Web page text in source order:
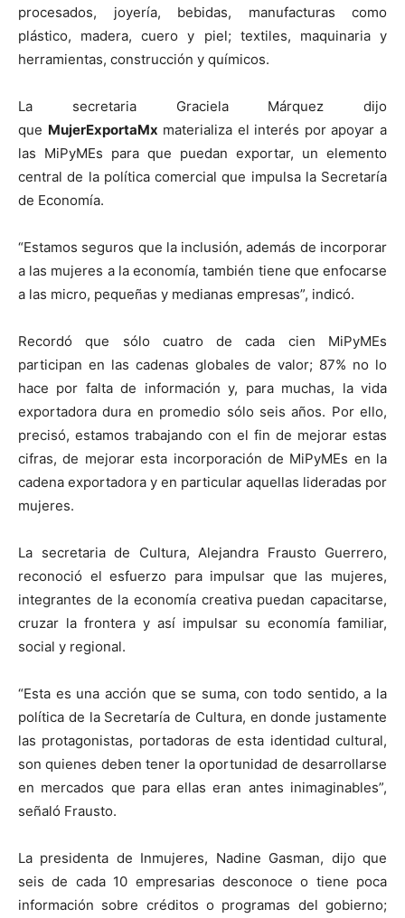
procesados, joyería, bebidas, manufacturas como
plástico, madera, cuero y piel; textiles, maquinaria y
herramientas, construcción y químicos.
La secretaria Graciela Márquez dijo
que MujerExportaMx materializa el interés por apoyar a
las MiPyMEs para que puedan exportar, un elemento
central de la política comercial que impulsa la Secretaría
de Economía.
“Estamos seguros que la inclusión, además de incorporar
a las mujeres a la economía, también tiene que enfocarse
a las micro, pequeñas y medianas empresas”, indicó.
Recordó que sólo cuatro de cada cien MiPyMEs
participan en las cadenas globales de valor; 87% no lo
hace por falta de información y, para muchas, la vida
exportadora dura en promedio sólo seis años. Por ello,
precisó, estamos trabajando con el fin de mejorar estas
cifras, de mejorar esta incorporación de MiPyMEs en la
cadena exportadora y en particular aquellas lideradas por
mujeres.
La secretaria de Cultura, Alejandra Frausto Guerrero,
reconoció el esfuerzo para impulsar que las mujeres,
integrantes de la economía creativa puedan capacitarse,
cruzar la frontera y así impulsar su economía familiar,
social y regional.
“Esta es una acción que se suma, con todo sentido, a la
política de la Secretaría de Cultura, en donde justamente
las protagonistas, portadoras de esta identidad cultural,
son quienes deben tener la oportunidad de desarrollarse
en mercados que para ellas eran antes inimaginables”,
señaló Frausto.
La presidenta de Inmujeres, Nadine Gasman, dijo que
seis de cada 10 empresarias desconoce o tiene poca
información sobre créditos o programas del gobierno;